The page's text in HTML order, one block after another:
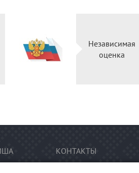
Независимая
оценка
КОНТАКТЫ